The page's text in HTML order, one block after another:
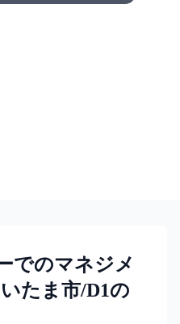
でのマネジメ
たま市/D1の